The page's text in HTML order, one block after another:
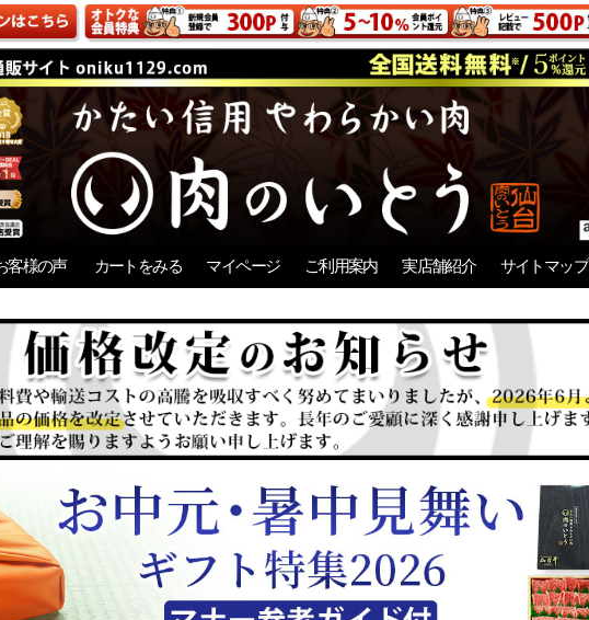
客様の声 カートをみる マイページ ご利用案内 実店舗紹介 サイトマップ